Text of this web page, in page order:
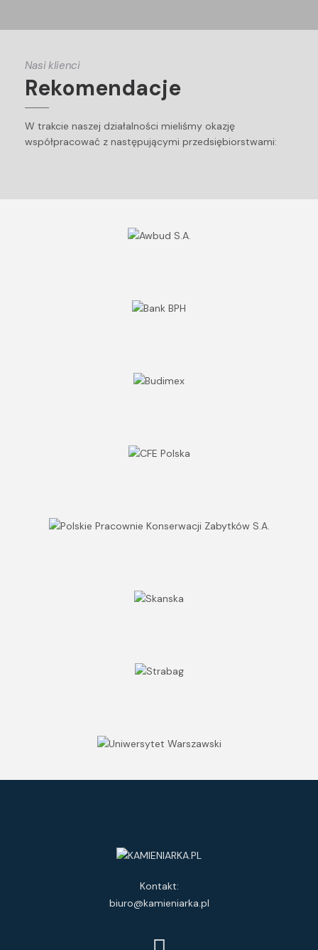
Nasi klienci
Rekomendacje
W trakcie naszej działalności mieliśmy okazję
współpracować z następującymi przedsiębiorstwami:
Kontakt:
biuro@kamieniarka.pl